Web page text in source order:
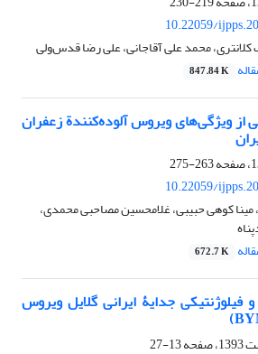
10.22059/
محمد علی آقاجانی، علی رضا قدس‌ولی
847.84 K
ویژگی‌های ویروس آلوده‌کنندة زعفران
263-275
10.22059/
مینا کوهی حبیبی، غلامحسین مصاحبی محمدی،
672.7 K
فیلوژنتیکی جدایۀ ایرانی گلایل ویروس
13-27